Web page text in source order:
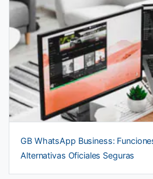
GB WhatsApp Business:
Alternativas Oficiales Seguras